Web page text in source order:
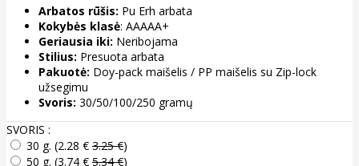
Arbatos rūšis: Pu Erh arbata
Kokybės klasė: AAAAA+
Geriausia iki: Neribojama
Stilius: Presuota arbata
Pakuotė: Doy-pack maišelis / PP maišelis su Zip-lock
užsegimu
Svoris: 30/50/100/250 gramų
SVORIS :
30 g. (2.28 € 3.25 €)
50 g. (3.74 € 5.34 €)